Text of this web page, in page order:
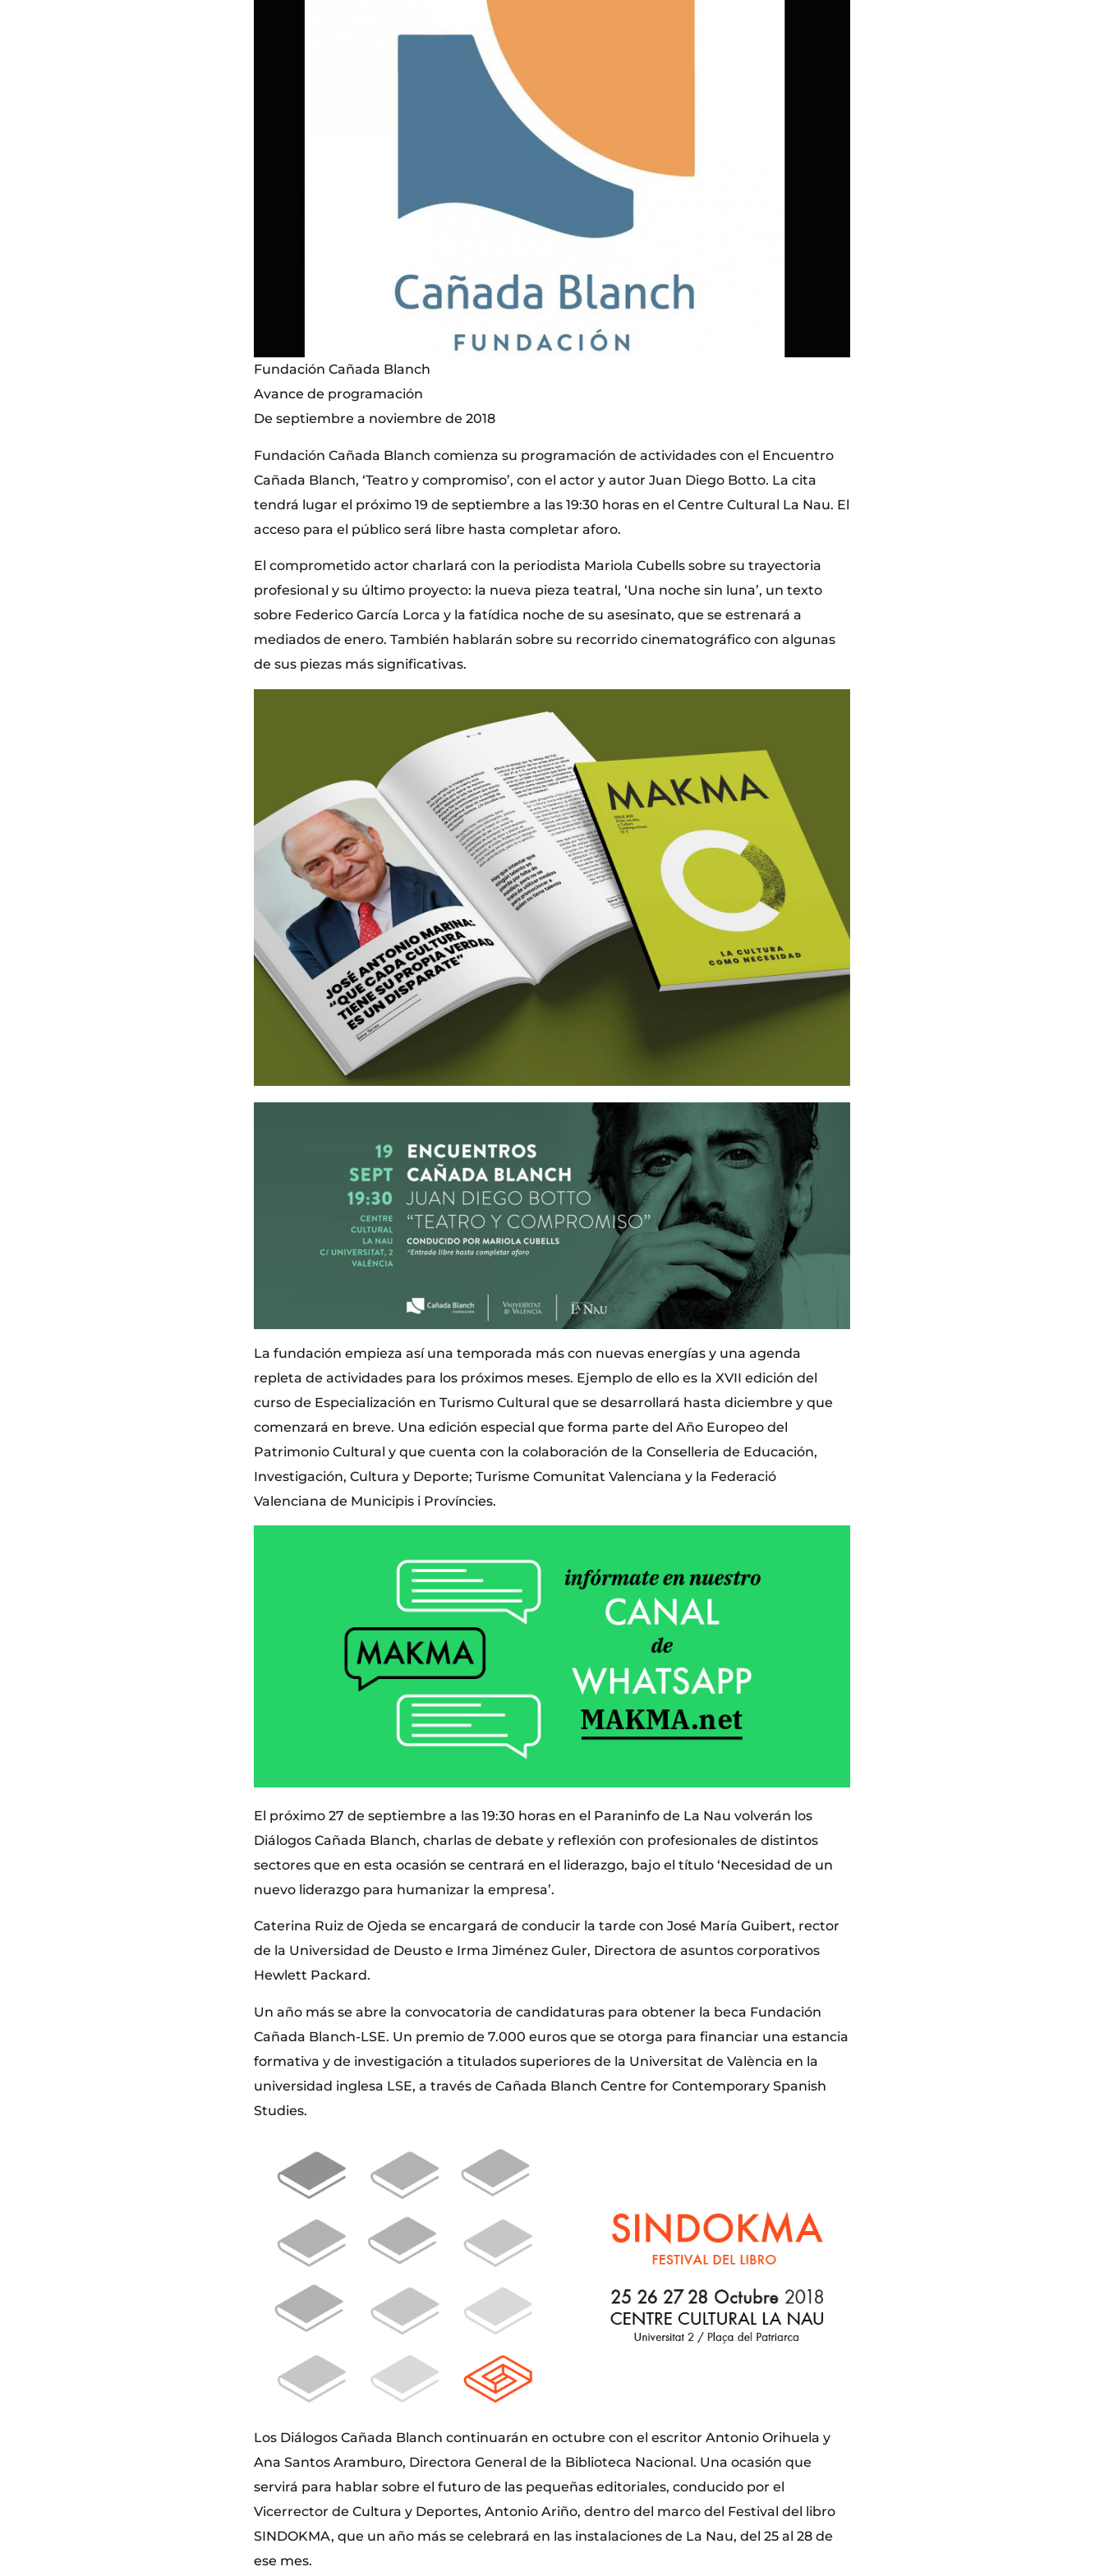
Fundación Cañada Blanch
Avance de programación
De septiembre a noviembre de 2018
Fundación Cañada Blanch comienza su programación de actividades con el Encuentro
Cañada Blanch, ‘Teatro y compromiso’, con el actor y autor Juan Diego Botto. La cita
tendrá lugar el próximo 19 de septiembre a las 19:30 horas en el Centre Cultural La Nau. El
acceso para el público será libre hasta completar aforo.
El comprometido actor charlará con la periodista Mariola Cubells sobre su trayectoria
profesional y su último proyecto: la nueva pieza teatral, ‘Una noche sin luna’, un texto
sobre Federico García Lorca y la fatídica noche de su asesinato, que se estrenará a
mediados de enero. También hablarán sobre su recorrido cinematográfico con algunas
de sus piezas más significativas.
La fundación empieza así una temporada más con nuevas energías y una agenda
repleta de actividades para los próximos meses. Ejemplo de ello es la XVII edición del
curso de Especialización en Turismo Cultural que se desarrollará hasta diciembre y que
comenzará en breve. Una edición especial que forma parte del Año Europeo del
Patrimonio Cultural y que cuenta con la colaboración de la Conselleria de Educación,
Investigación, Cultura y Deporte; Turisme Comunitat Valenciana y la Federació
Valenciana de Municipis i Províncies.
El próximo 27 de septiembre a las 19:30 horas en el Paraninfo de La Nau volverán los
Diálogos Cañada Blanch, charlas de debate y reflexión con profesionales de distintos
sectores que en esta ocasión se centrará en el liderazgo, bajo el título ‘Necesidad de un
nuevo liderazgo para humanizar la empresa’.
Caterina Ruiz de Ojeda se encargará de conducir la tarde con José María Guibert, rector
de la Universidad de Deusto e Irma Jiménez Guler, Directora de asuntos corporativos
Hewlett Packard.
Un año más se abre la convocatoria de candidaturas para obtener la beca Fundación
Cañada Blanch-LSE. Un premio de 7.000 euros que se otorga para financiar una estancia
formativa y de investigación a titulados superiores de la Universitat de València en la
universidad inglesa LSE, a través de Cañada Blanch Centre for Contemporary Spanish
Studies.
Los Diálogos Cañada Blanch continuarán en octubre con el escritor Antonio Orihuela y
Ana Santos Aramburo, Directora General de la Biblioteca Nacional. Una ocasión que
servirá para hablar sobre el futuro de las pequeñas editoriales, conducido por el
Vicerrector de Cultura y Deportes, Antonio Ariño, dentro del marco del Festival del libro
SINDOKMA, que un año más se celebrará en las instalaciones de La Nau, del 25 al 28 de
ese mes.